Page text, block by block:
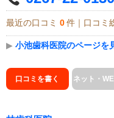
最近の口コミ 0 件｜口コミ
▶ 小池歯科医院のページを
口コミを書く ネット・